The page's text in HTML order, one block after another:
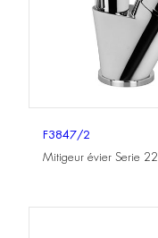
F3847/2
Mitigeur évier Serie 22